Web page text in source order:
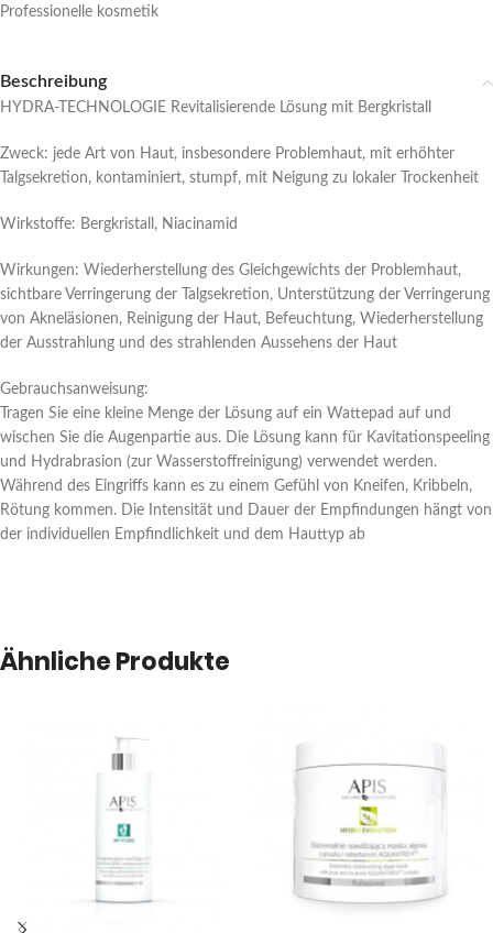
Professionelle kosmetik
Beschreibung
HYDRA-TECHNOLOGIE Revitalisierende Lösung mit Bergkristall
Zweck: jede Art von Haut, insbesondere Problemhaut, mit erhöhter
Talgsekretion, kontaminiert, stumpf, mit Neigung zu lokaler Trockenheit
Wirkstoffe: Bergkristall, Niacinamid
Wirkungen: Wiederherstellung des Gleichgewichts der Problemhaut,
sichtbare Verringerung der Talgsekretion, Unterstützung der Verringerung
von Akneläsionen, Reinigung der Haut, Befeuchtung, Wiederherstellung
der Ausstrahlung und des strahlenden Aussehens der Haut
Gebrauchsanweisung:
Tragen Sie eine kleine Menge der Lösung auf ein Wattepad auf und
wischen Sie die Augenpartie aus. Die Lösung kann für Kavitationspeeling
und Hydrabrasion (zur Wasserstoffreinigung) verwendet werden.
Während des Eingriffs kann es zu einem Gefühl von Kneifen, Kribbeln,
Rötung kommen. Die Intensität und Dauer der Empfindungen hängt von
der individuellen Empfindlichkeit und dem Hauttyp ab
Ähnliche Produkte